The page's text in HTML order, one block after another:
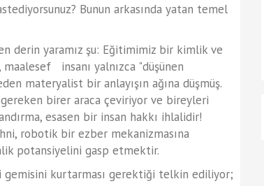
Bunun arkasında yatan temel
derin yaramız şu: Eğitimimiz bir kimlik ve
insanı yalnızca "düşünen
materyalist bir anlayışın ağına düşmüş.
gereken birer araca çeviriyor ve bireyleri
esasen bir insan hakkı ihlalidir!
robotik bir ezber mekanizmasına
potansiyelini gasp etmektir.
gemisini kurtarması gerektiği telkin ediliyor;